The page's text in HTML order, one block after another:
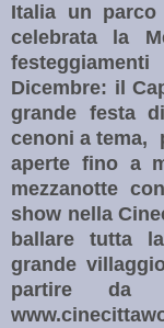
Italia un
celebrata la
Dicembre: il
grande festa
cenoni a tema,
aperte fino a
mezzanotte
show nella
ballare tutta
grande
partire da